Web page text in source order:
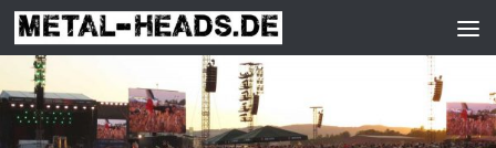
Zum Inhalt springen